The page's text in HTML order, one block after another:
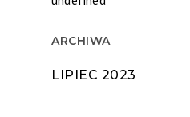
ARCHIWA
LIPIEC 2023